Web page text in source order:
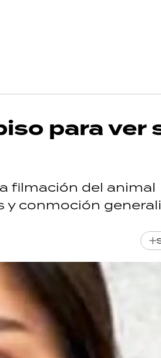
para ver
filmación del animal
y conmoción